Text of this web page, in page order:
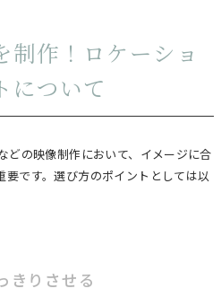
制作！ロケーショ
について
どの映像制作において、イメージに合
です。選び方のポイントとしては以
きりさせる